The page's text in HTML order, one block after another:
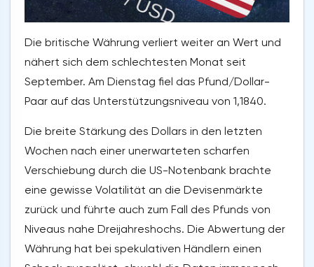
Die britische Währung verliert weiter an Wert und
nähert sich dem schlechtesten Monat seit
September. Am Dienstag fiel das Pfund/Dollar-
Paar auf das Unterstützungsniveau von 1,1840.
Die breite Stärkung des Dollars in den letzten
Wochen nach einer unerwarteten scharfen
Verschiebung durch die US-Notenbank brachte
eine gewisse Volatilität an die Devisenmärkte
zurück und führte auch zum Fall des Pfunds von
Niveaus nahe Dreijahreshochs. Die Abwertung der
Währung hat bei spekulativen Händlern einen